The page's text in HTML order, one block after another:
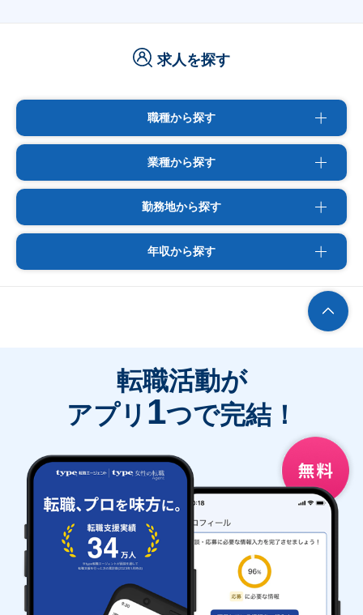
求人を探す
職種から探す
業種から探す
勤務地から探す
年収から探す
転職活動が
アプリ 1つで完結！